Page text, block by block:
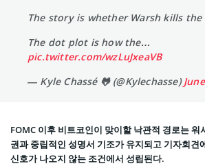
The story is whether Warsh kills
The dot plot is how the…
pic.twitter.com/wzLuJxeaVB
— Kyle Chassé 🐸 (@Kylechasse)
FOMC 이후 비트코인이 맞이할 낙관적 경로는 워
권과 중립적인 성명서 기조가 유지되고 기자회견
신호가 나오지 않는 조건에서 성립된다.